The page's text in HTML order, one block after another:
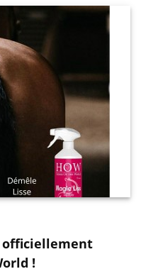
officiellement
!